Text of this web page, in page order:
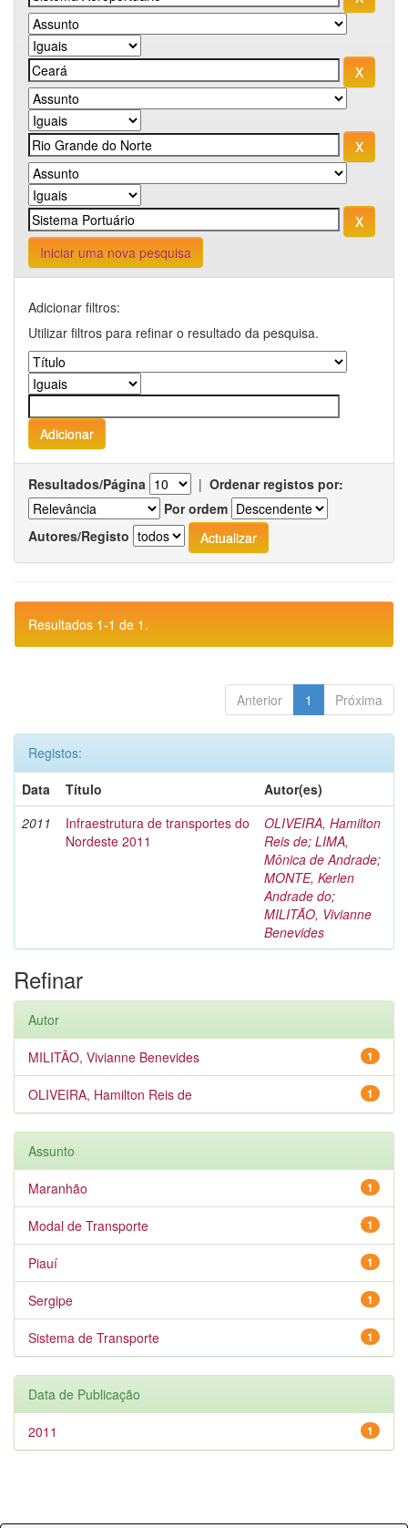
Iniciar uma nova pesquisa
Adicionar filtros:
Utilizar filtros para refinar o resultado da pesquisa.
Resultados/Página | Ordenar registos por:
Por ordem
Autores/Registo
Resultados 1-1 de 1.
Anterior 1 Próxima
Registos:
Data
Título
Autor(es)
2011
Infraestrutura de transportes do
Nordeste 2011
OLIVEIRA, Hamilton
Reis de; LIMA,
Mônica de Andrade;
MONTE, Kerlen
Andrade do;
MILITÃO, Vivianne
Benevides
Refinar
Autor
1
MILITÃO, Vivianne Benevides
1
OLIVEIRA, Hamilton Reis de
Assunto
1
Maranhão
1
Modal de Transporte
1
Piauí
1
Sergipe
1
Sistema de Transporte
Data de Publicação
1
2011